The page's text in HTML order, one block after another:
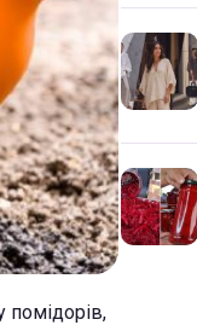
помідорів,